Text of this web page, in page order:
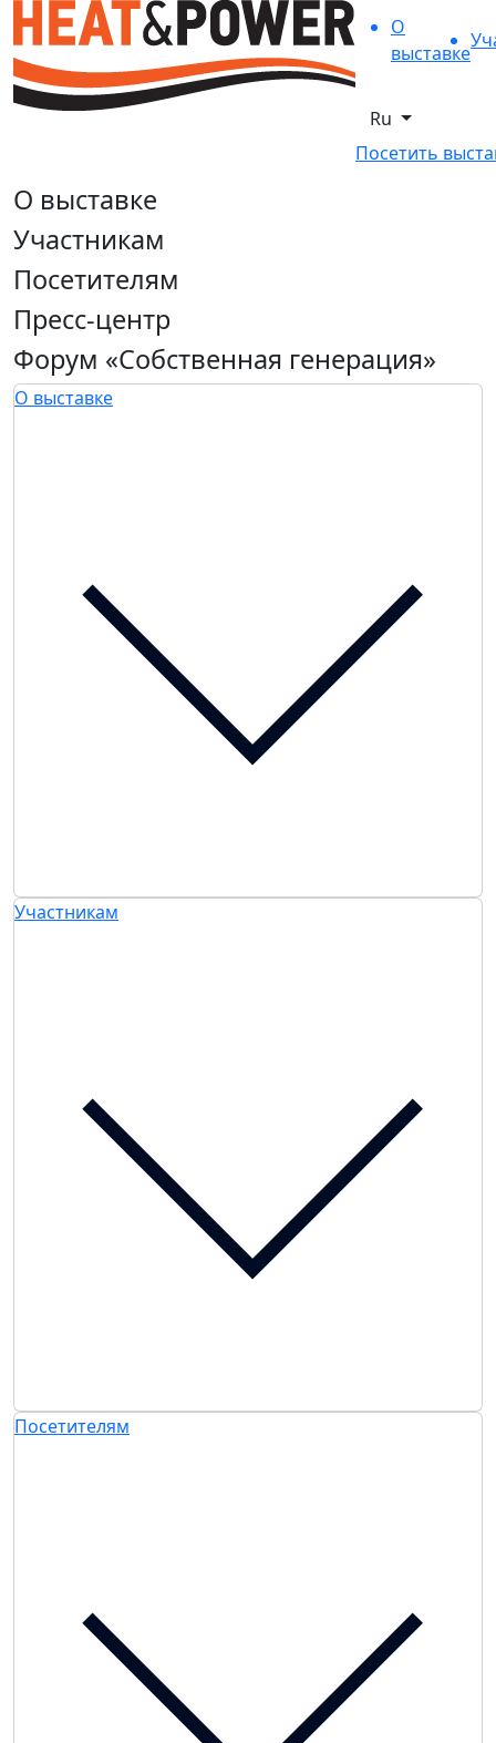
О
выставке
Ru
Посетить
О выставке
Участникам
Посетителям
Пресс-центр
Форум «Собственная генерация»
О выставке
Участникам
Посетителям